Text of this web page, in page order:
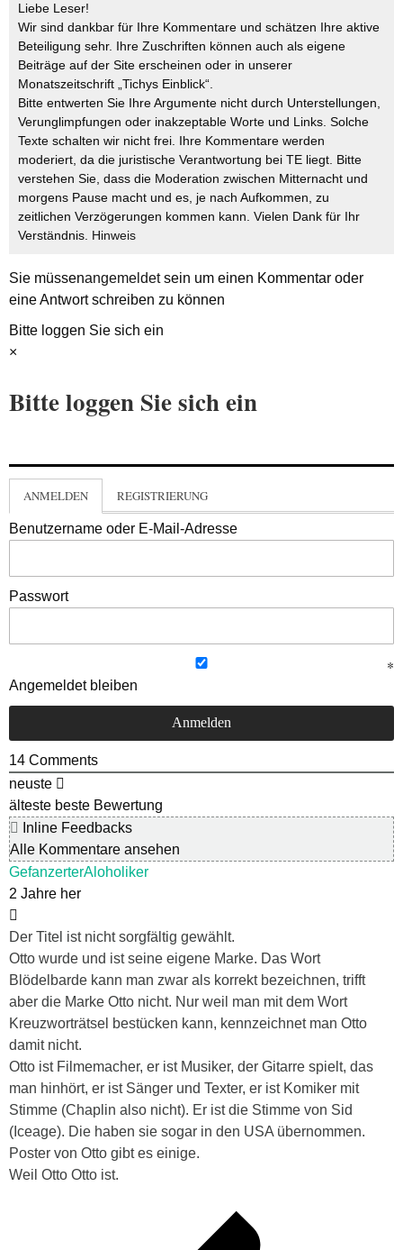
Liebe Leser!
Wir sind dankbar für Ihre Kommentare und schätzen Ihre aktive
Beteiligung sehr. Ihre Zuschriften können auch als eigene
Beiträge auf der Site erscheinen oder in unserer
Monatszeitschrift „Tichys Einblick“.
Bitte entwerten Sie Ihre Argumente nicht durch Unterstellungen,
Verunglimpfungen oder inakzeptable Worte und Links. Solche
Texte schalten wir nicht frei. Ihre Kommentare werden
moderiert, da die juristische Verantwortung bei TE liegt. Bitte
verstehen Sie, dass die Moderation zwischen Mitternacht und
morgens Pause macht und es, je nach Aufkommen, zu
zeitlichen Verzögerungen kommen kann. Vielen Dank für Ihr
Verständnis. Hinweis
Sie müssenangemeldetsein um einen Kommentar oder
eine Antwort schreiben zu können
Bitte loggen Sie sich ein
×
Bitte loggen Sie sich ein
ANMELDEN REGISTRIERUNG
Benutzername oder E-Mail-Adresse
Passwort
Angemeldet bleiben
14 Comments
neuste
älteste beste Bewertung
Inline Feedbacks
Alle Kommentare ansehen
GefanzerterAloholiker
2 Jahre her
Der Titel ist nicht sorgfältig gewählt.
Otto wurde und ist seine eigene Marke. Das Wort
Blödelbarde kann man zwar als korrekt bezeichnen, trifft
aber die Marke Otto nicht. Nur weil man mit dem Wort
Kreuzworträtsel bestücken kann, kennzeichnet man Otto
damit nicht.
Otto ist Filmemacher, er ist Musiker, der Gitarre spielt, das
man hinhört, er ist Sänger und Texter, er ist Komiker mit
Stimme (Chaplin also nicht). Er ist die Stimme von Sid
(Iceage). Die haben sie sogar in den USA übernommen.
Poster von Otto gibt es einige.
Weil Otto Otto ist.